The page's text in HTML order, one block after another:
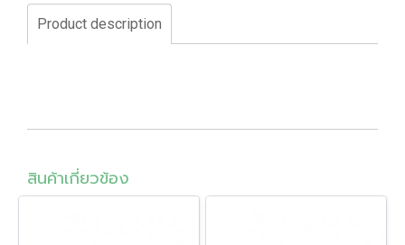
Product description
สินค้าเกี่ยวข้อง